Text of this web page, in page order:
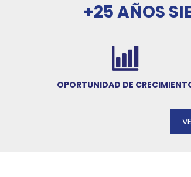
+25 AÑOS
OPORTUNIDAD DE